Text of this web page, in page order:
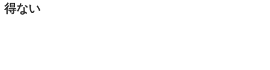
得ない